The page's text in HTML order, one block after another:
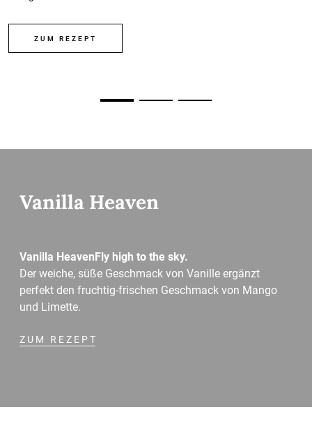
ZUM REZEPT
Vanilla Heaven
Vanilla HeavenFly high to the sky.
Der weiche, süße Geschmack von Vanille ergänzt
perfekt den fruchtig-frischen Geschmack von Mango
und Limette.
ZUM REZEPT